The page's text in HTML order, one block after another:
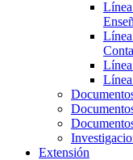
Extensión